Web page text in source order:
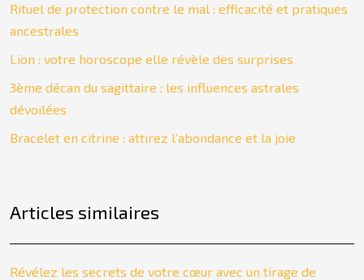
Rituel de protection contre le mal : efficacité et pratiques
ancestrales
Lion : votre horoscope elle révèle des surprises
3ème décan du sagittaire : les influences astrales
dévoilées
Bracelet en citrine : attirez l’abondance et la joie
Articles similaires
Révélez les secrets de votre cœur avec un tirage de